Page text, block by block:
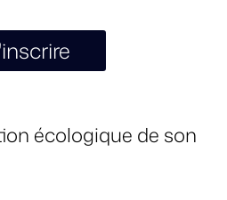
écologique de son